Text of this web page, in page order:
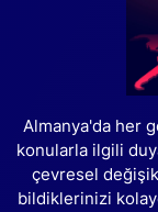
Almanya'da her
konularla ilgili
çevresel
bildiklerinizi